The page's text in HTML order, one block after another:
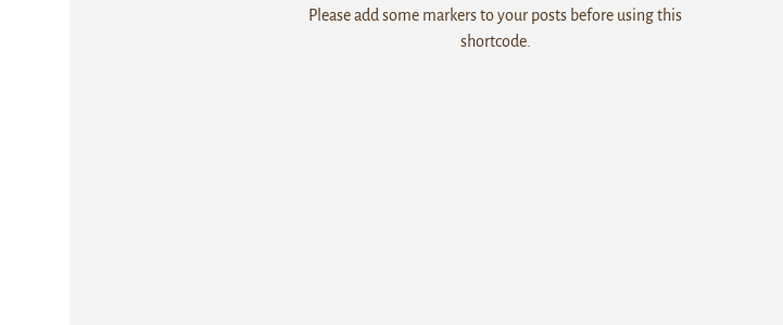
Please add some markers to your posts before using this
shortcode.